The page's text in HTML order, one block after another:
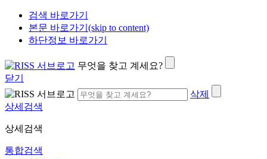
검색 바로가기
본문 바로가기(skip to content)
하단정보 바로가기
무엇을 찾고 계세요?
닫기
삭제
상세검색
상세검색
통합검색